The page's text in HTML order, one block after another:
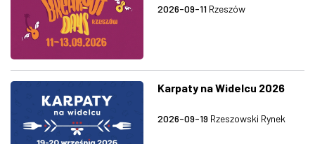
2026-09-11 Rzeszów
Karpaty na Widelcu 2026
2026-09-19 Rzeszowski Rynek